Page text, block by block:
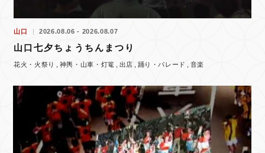
山口 2026.08.06 - 2026.08.07
山口七夕ちょうちんまつり
花火・火祭り 神輿・山車・灯篭 出店 踊り・パレード 音楽